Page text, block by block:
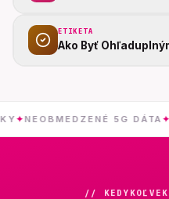
ETIKETA
Ako Byť
5G DÁTA✦
//